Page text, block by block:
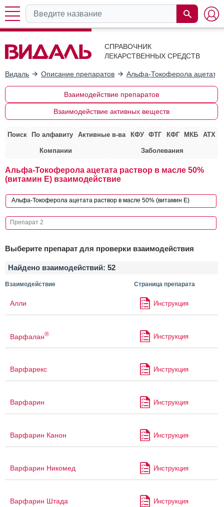
СПРАВОЧНИК
ЛЕКАРСТВЕННЫХ СРЕДСТВ
Видаль Описание препаратов Альфа-Токоферола ацетата
Взаимодействие препаратов
Взаимодействие активных веществ
Поиск По алфавиту Активные в-ва КФУ ФТГ КФГ МКБ АТХ
Компании Заболевания
Альфа-Токоферола ацетата раствор в масле 50%
(витамин Е) взаимодействие
Выберите препарат для проверки взаимодействия
Найдено взаимодействий: 52
Взаимодействие Страница препарата
Алли Инструкция
Варфалан® Инструкция
Варфарекс Инструкция
Варфарин Инструкция
Варфарин Канон Инструкция
Варфарин Никомед Инструкция
Варфарин Штада Инструкция